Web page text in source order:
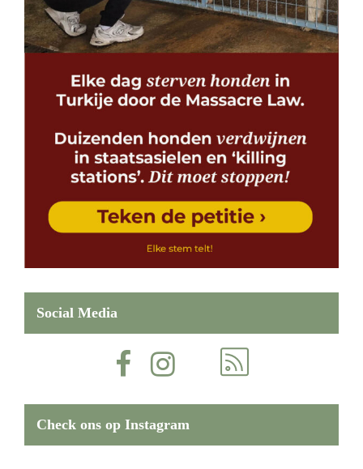
Social Media
Check ons op Instagram